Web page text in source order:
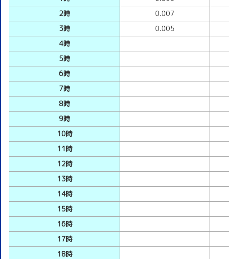
2時
0.007
3時
0.005
4時
5時
6時
7時
8時
9時
10時
11時
12時
13時
14時
15時
16時
17時
18時